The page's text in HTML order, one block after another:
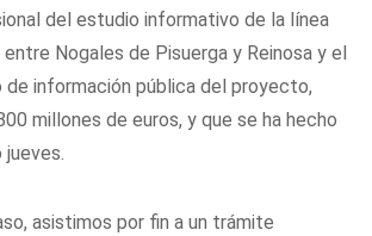
del estudio informativo de la línea
Nogales de Pisuerga y Reinosa y el
de información pública del proyecto,
millones de euros, y que se ha hecho
asistimos por fin a un trámite